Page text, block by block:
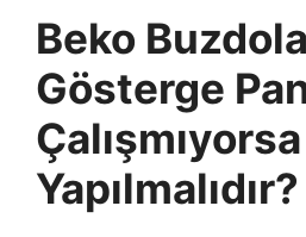
Beko
Gösterge
Yapılmalıdır?